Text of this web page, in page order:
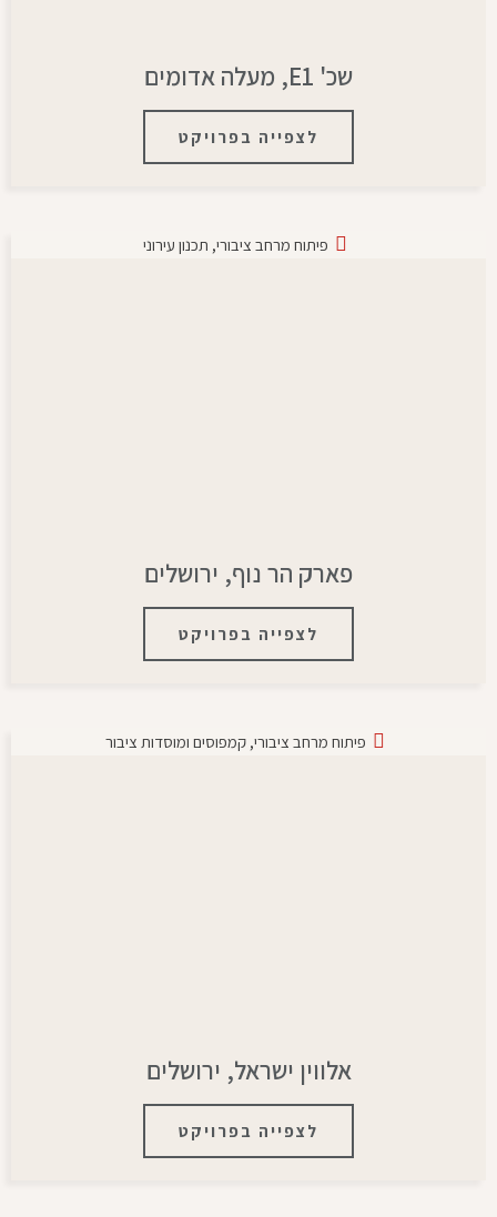
שכ' E1, מעלה אדומים
לצפייה בפרויקט
פיתוח מרחב ציבורי, תכנון עירוני
פארק הר נוף, ירושלים
לצפייה בפרויקט
פיתוח מרחב ציבורי, קמפוסים ומוסדות ציבור
אלווין ישראל, ירושלים
לצפייה בפרויקט